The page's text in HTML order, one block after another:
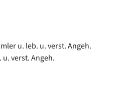
u. leb. u. verst. Angeh.
u. verst. Angeh.